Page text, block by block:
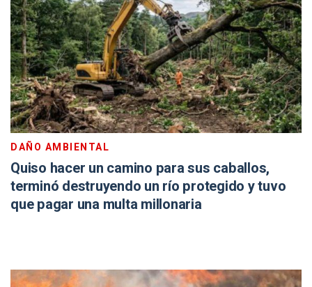
DAÑO AMBIENTAL
Quiso hacer un camino para sus caballos,
terminó destruyendo un río protegido y tuvo
que pagar una multa millonaria